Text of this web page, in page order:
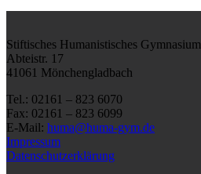
Stiftisches Humanistisches Gymnasium
Abteistr. 17
41061 Mönchengladbach
Tel.: 02161 – 823 6070
Fax: 02161 – 823 6099
E-Mail: huma@huma-gym.de
Impressum
Datenschutzerklärung